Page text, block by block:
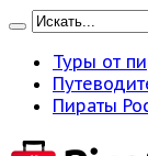
Туры от
Пираты